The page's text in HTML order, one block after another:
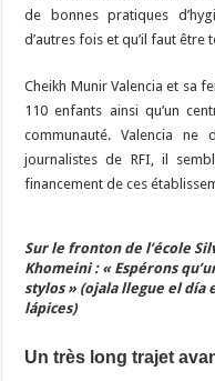
de bonnes pratiques
d’autres fois et qu’il faut être
Cheikh Munir Valencia et sa
110 enfants ainsi qu’un
communauté. Valencia
journalistes de RFI, il
financement de ces
Sur le fronton de l’école
Khomeini : « Espérons
stylos » (ojala llegue el día
lápices)
Un très long trajet